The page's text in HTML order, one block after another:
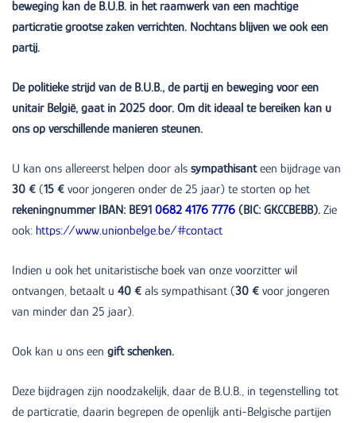
beweging kan de B.U.B. in het raamwerk van een machtige
particratie grootse zaken verrichten. Nochtans blijven we ook een
partij.
De politieke strijd van de B.U.B., de partij en beweging voor een
unitair België, gaat in 2025 door. Om dit ideaal te bereiken kan u
ons op verschillende manieren steunen.
U kan ons allereerst helpen door als sympathisanteen bijdrage van
30 € (15 € voor jongeren onder de 25 jaar) te storten op het
rekeningnummer IBAN: BE91 0682 4176 7776 (BIC: GKCCBEBB). Zie
ook: https://www.unionbelge.be/#contact
Indien u ook het unitaristische boek van onze voorzitter wil
ontvangen, betaalt u 40 € als sympathisant (30 € voor jongeren
van minder dan 25 jaar).
Ook kan u ons een gift schenken.
Deze bijdragen zijn noodzakelijk, daar de B.U.B., in tegenstelling tot
de particratie, daarin begrepen de openlijk anti-Belgische partijen